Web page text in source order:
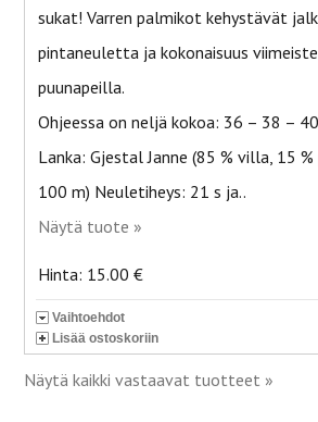
sukat! Varren palmikot kehystävät
pintaneuletta ja kokonaisuus
puunapeilla.
Ohjeessa on neljä kokoa: 36 – 38 –
Lanka: Gjestal Janne (85 % villa, 15
100 m) Neuletiheys: 21 s ja..
Näytä tuote »
Hinta: 15.00 €
Vaihtoehdot
Lisää ostoskoriin
Näytä kaikki vastaavat tuotteet »